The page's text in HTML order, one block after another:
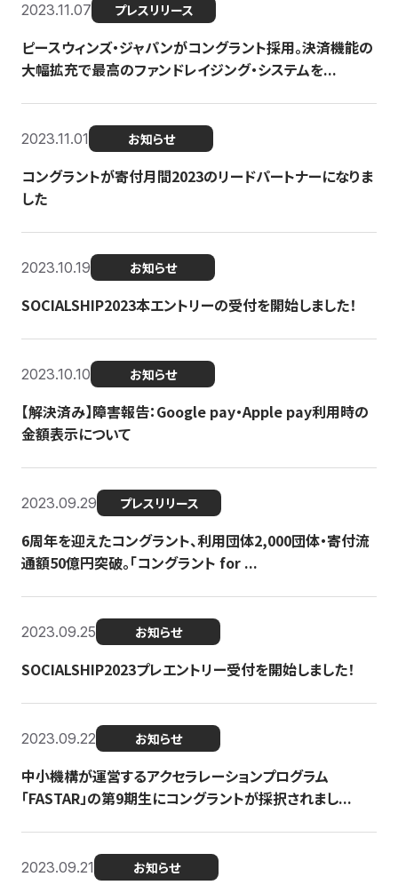
2023.11.07 プレスリリース
ピースウィンズ・ジャパンがコングラント採用。決済機能の
大幅拡充で最高のファンドレイジング・システムを...
2023.11.01 お知らせ
コングラントが寄付月間2023のリードパートナーになりま
した
2023.10.19 お知らせ
SOCIALSHIP2023本エントリーの受付を開始しました！
2023.10.10 お知らせ
【解決済み】障害報告：Google pay・Apple pay利用時の
金額表示について
2023.09.29 プレスリリース
6周年を迎えたコングラント、利用団体2,000団体・寄付流
通額50億円突破。「コングラント for ...
2023.09.25 お知らせ
SOCIALSHIP2023プレエントリー受付を開始しました！
2023.09.22 お知らせ
中小機構が運営するアクセラレーションプログラム
「FASTAR」の第9期生にコングラントが採択されまし...
2023.09.21 お知らせ